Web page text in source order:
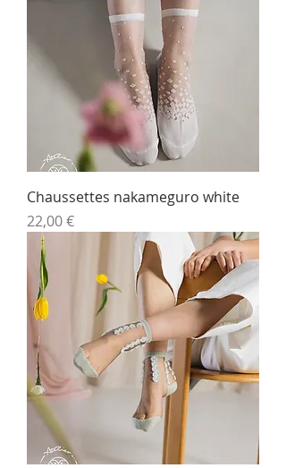
Chaussettes nakameguro white
Prix
22,00 €